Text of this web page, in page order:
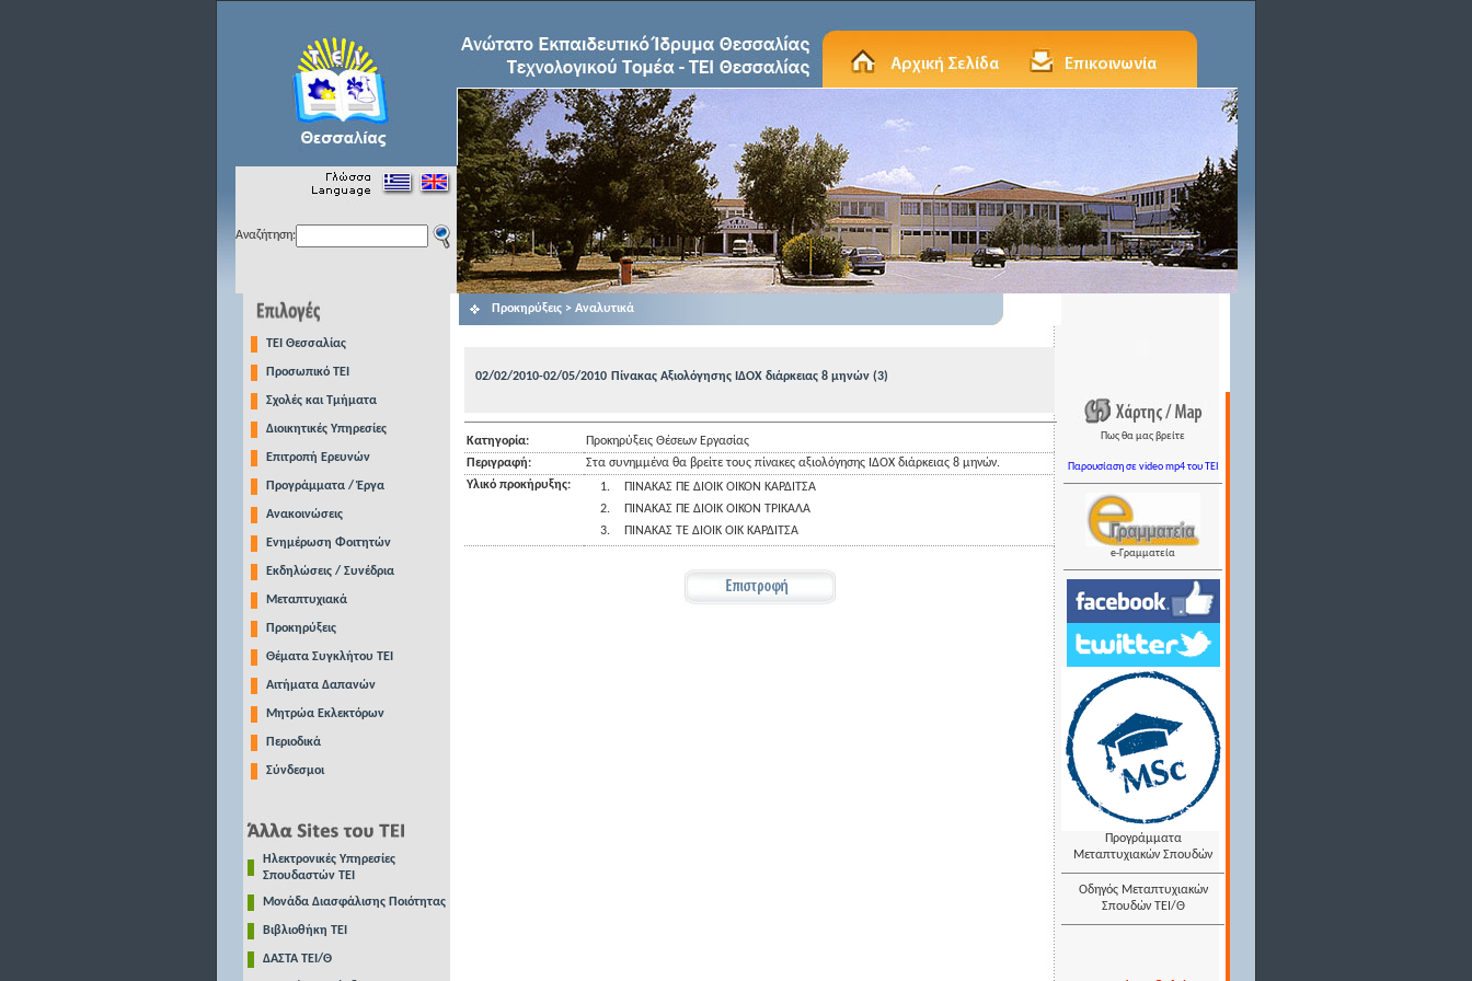
Αναζήτηση:
TEI Θεσσαλίας
Προσωπικό ΤΕΙ
Σχολές και Τμήματα
Διοικητικές Υπηρεσίες
Επιτροπή Ερευνών
Προγράμματα / Έργα
Ανακοινώσεις
Ενημέρωση Φοιτητών
Εκδηλώσεις / Συνέδρια
Μεταπτυχιακά
Προκηρύξεις
Θέματα Συγκλήτου ΤΕΙ
Αιτήματα Δαπανών
Μητρώα Εκλεκτόρων
Περιοδικά
Σύνδεσμοι
Ηλεκτρονικές Υπηρεσίες
Σπουδαστών ΤΕΙ
Μονάδα Διασφάλισης Ποιότητας
Βιβλιοθήκη ΤΕΙ
ΔΑΣΤΑ ΤΕΙ/Θ
Προκηρύξεις > Αναλυτικά
02/02/2010-02/05/2010 Πίνακας Αξιολόγησης ΙΔΟΧ διάρκειας 8 μηνών (3)
Κατηγορία:
Προκηρύξεις Θέσεων Εργασίας
Περιγραφή:
Στα συνημμένα θα βρείτε τους πίνακες αξιολόγησης ΙΔΟΧ διάρκειας 8 μηνών.
Υλικό προκήρυξης:
1.
ΠΙΝΑΚΑΣ ΠΕ ΔΙΟΙΚ ΟΙΚΟΝ ΚΑΡΔΙΤΣΑ
2.
ΠΙΝΑΚΑΣ ΠΕ ΔΙΟΙΚ ΟΙΚΟΝ ΤΡΙΚΑΛΑ
3.
ΠΙΝΑΚΑΣ ΤΕ ΔΙΟΙΚ ΟΙΚ ΚΑΡΔΙΤΣΑ
Πως θα μας βρείτε
Παρουσίαση σε video mp4 του TEI
e-Γραμματεία
Προγράμματα
Μεταπτυχιακών Σπουδών
Οδηγός Μεταπτυχιακών
Σπουδών ΤΕΙ/Θ